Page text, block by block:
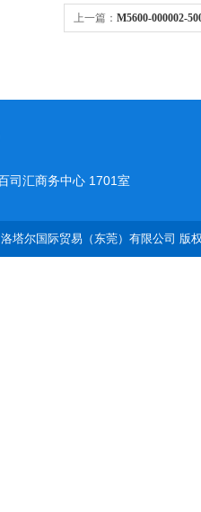
上一篇： M5600-000002-
司汇商务中心 1701室
洛塔尔国际贸易（东莞）有限公司 版